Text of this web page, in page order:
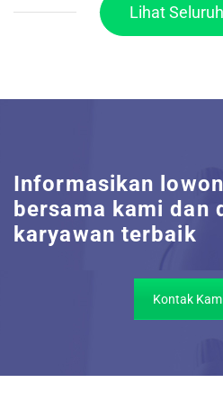
Lihat
Informasikan
bersama kami dan
karyawan terbaik
Kontak